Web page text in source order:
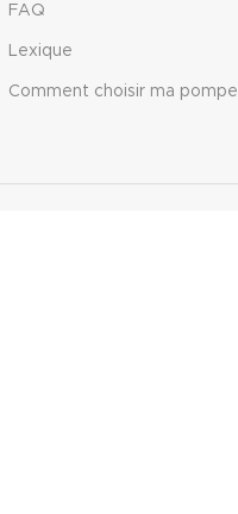
FAQ
Lexique
Comment choisir ma pompe